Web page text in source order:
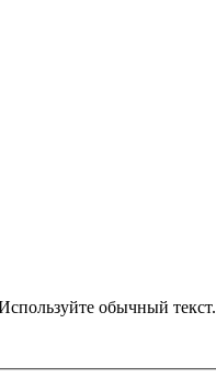
обычный текст.